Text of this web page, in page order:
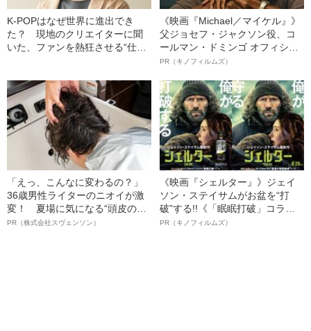
K‐POPはなぜ世界に進出でき
た？ 現地のクリエイターに聞
いた、ファンを熱狂させる“仕掛
《映画『Michael／マイケル』》
父ジョセフ・ジャクソン役、コ
ールマン・ドミンゴ オフィシャ
ルインタビュー“観客を魅了した
語る”《日本興収70億円突破》
PR（キノフィルムズ）
「えっ、こんなに変わるの？」
36歳男性ライターのニオイが激
変！ 夏場に気になる“頭皮のニ
オイ”や“ベタつき”を解消す
PR（株式会社スヴェンソン）
《映画『シェルター』》ジェイ
ソン・ステイサムがお盆を“打
破”する!!《「眠眠打破」コラ
ボ》
PR（キノフィルムズ）